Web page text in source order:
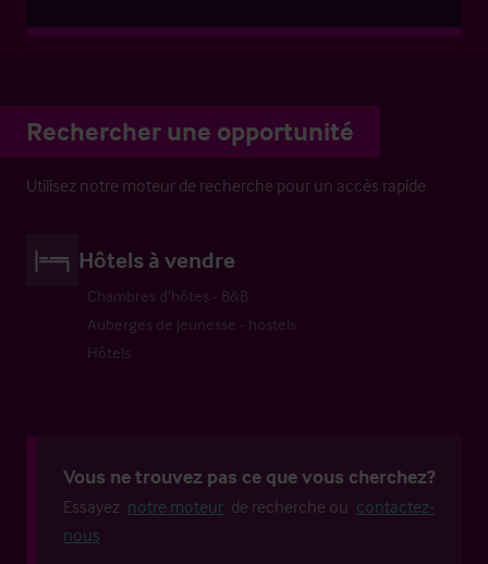
Rechercher une opportunité
Utilisez notre moteur de recherche pour un accès rapide
Hôtels à vendre
Chambres d’hôtes - B&B
Auberges de jeunesse - hostels
Hôtels
Vous ne trouvez pas ce que vous cherchez?
Essayez notre moteur de recherche ou contactez-
nous